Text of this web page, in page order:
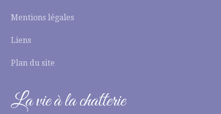
Mentions légales
Liens
Plan du site
La vie à la chatterie